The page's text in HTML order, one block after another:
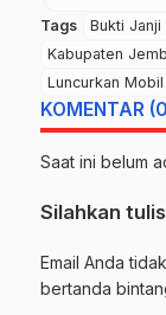
Tags Bukti Janji
Kabupaten
Luncurkan
KOMENTAR
Saat ini belum
Silahkan
Email Anda
bertanda